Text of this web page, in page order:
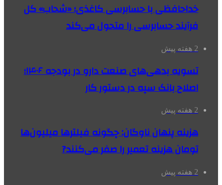
خداحافظی با حسابرسی کاغذی؛ «شحاب» کل
فرآیند حسابرسی را متحول می‌کند
2 هفته پیش
تسویه بدهی‌های صنعت دارو در بودجه ۱۴۰۶؛
اصلاح بانک سپه در دستور کار
2 هفته پیش
هزینه پنهان ناوگان: چگونه فیلترها میلیون‌ها
تومان هزینه تعمیر را صفر می‌کنند?
2 هفته پیش